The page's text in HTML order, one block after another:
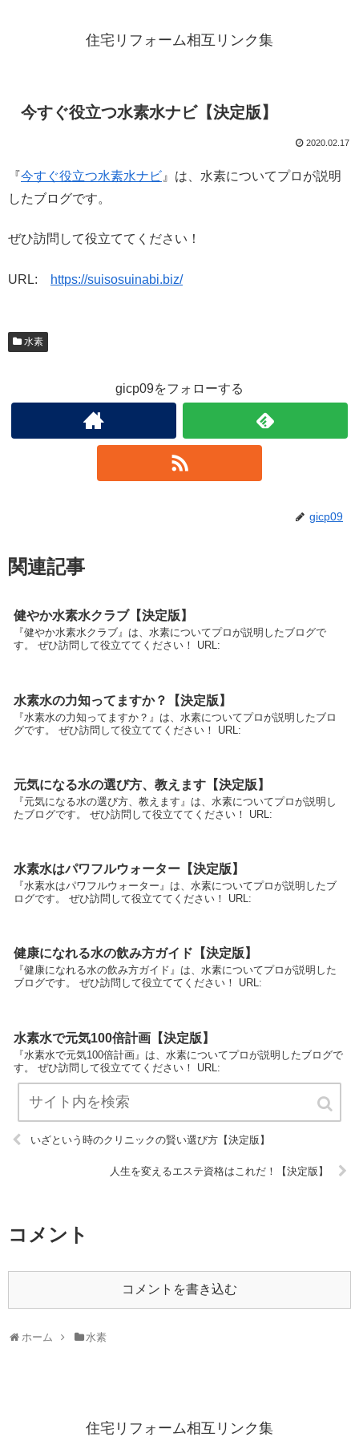
住宅リフォーム相互リンク集
今すぐ役立つ水素水ナビ【決定版】
2020.02.17
『今すぐ役立つ水素水ナビ 』は、水素についてプロが説明
したブログです。
ぜひ訪問して役立ててください！
URL: https://suisosuinabi.biz/
水素
gicp09をフォローする
gicp09
関連記事
健やか水素水クラブ【決定版】
『健やか水素水クラブ』は、水素についてプロが説明したブログで
す。 ぜひ訪問して役立ててください！ URL:
水素水の力知ってますか？【決定版】
『水素水の力知ってますか？』は、水素についてプロが説明したブロ
グです。 ぜひ訪問して役立ててください！ URL:
元気になる水の選び方、教えます【決定版】
『元気になる水の選び方、教えます』は、水素についてプロが説明し
たブログです。 ぜひ訪問して役立ててください！ URL:
水素水はパワフルウォーター【決定版】
『水素水はパワフルウォーター』は、水素についてプロが説明したブ
ログです。 ぜひ訪問して役立ててください！ URL:
健康になれる水の飲み方ガイド【決定版】
『健康になれる水の飲み方ガイド』は、水素についてプロが説明した
ブログです。 ぜひ訪問して役立ててください！ URL:
水素水で元気100倍計画【決定版】
『水素水で元気100倍計画』は、水素についてプロが説明したブログで
す。 ぜひ訪問して役立ててください！ URL:
いざという時のクリニックの賢い選び方【決定版】
人生を変えるエステ資格はこれだ！【決定版】
コメント
コメントを書き込む
ホーム 水素
住宅リフォーム相互リンク集